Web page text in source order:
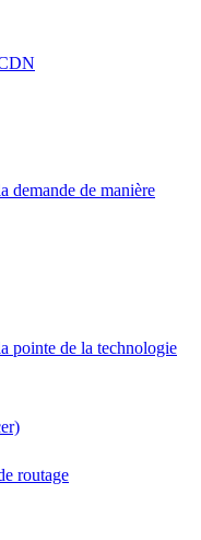
demande de manière
pointe de la technologie
routage